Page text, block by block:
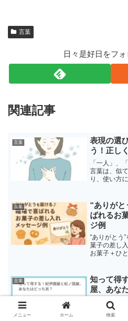
言葉
日々是好日をフ
関連記事
言葉
表現の選
う！正し
「一人」、
言葉は、似
り、使い方
います。今
焦点を当て
言葉
“ありがと
ばれるお
ジ例
“ありがとう
菓子の差し
お菓子＋ひ
いたい」——
が、“お菓子
言葉
知って得
屋、あな
はじめにこ
と紀ノ国屋
中身はまっ
メニュー ホーム 検索